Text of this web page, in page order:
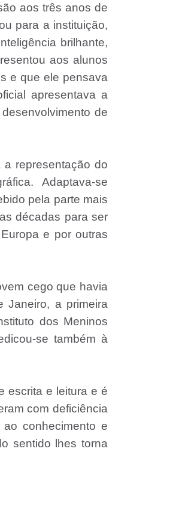
aos três anos de
para a instituição,
brilhante,
aos alunos
e que ele pensava
apresentava a
de
representação do
Adaptava-se
pela parte mais
décadas para ser
e por outras
cego que havia
Janeiro, a primeira
dos Meninos
se também à
escrita e leitura e é
com deficiência
conhecimento e
sentido lhes torna